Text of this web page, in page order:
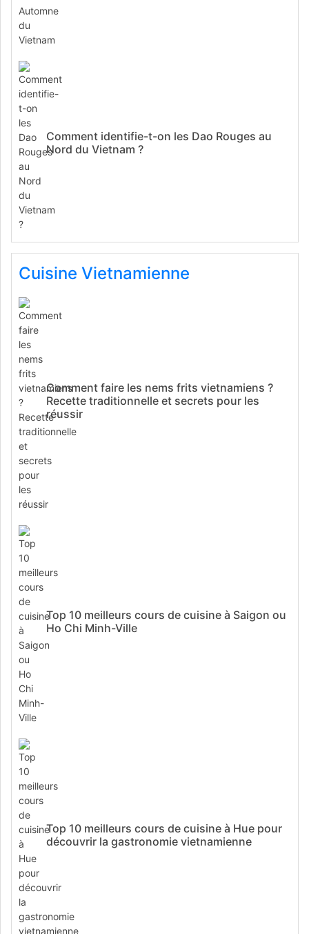
Comment identifie-t-on les Dao Rouges au
Nord du Vietnam ?
Cuisine Vietnamienne
Comment faire les nems frits vietnamiens ?
Recette traditionnelle et secrets pour les
réussir
Top 10 meilleurs cours de cuisine à Saigon ou
Ho Chi Minh-Ville
Top 10 meilleurs cours de cuisine à Hue pour
découvrir la gastronomie vietnamienne